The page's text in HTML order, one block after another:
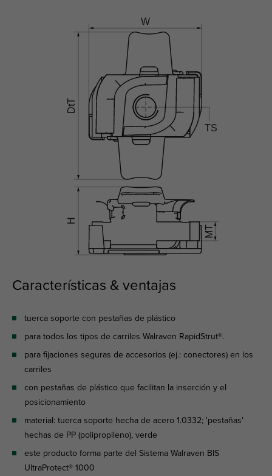
Características & ventajas
tuerca soporte con pestañas de plástico
para todos los tipos de carriles Walraven RapidStrut®.
para fijaciones seguras de accesorios (ej.: conectores) en los
carriles
con pestañas de plástico que facilitan la inserción y el
posicionamiento
material: tuerca soporte hecha de acero 1.0332; 'pestañas'
hechas de PP (polipropileno), verde
este producto forma parte del Sistema Walraven BIS
UltraProtect® 1000